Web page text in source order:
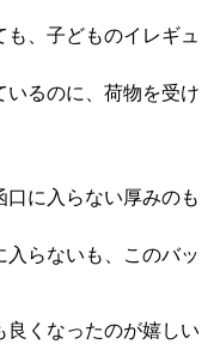
、子どものイレギュ
いるのに、荷物を受け
に入らない厚みのも
らないも、このバッ
くなったのが嬉しい